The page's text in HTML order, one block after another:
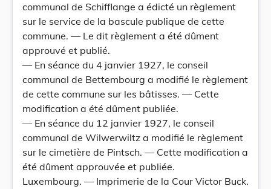
communal de Schifflange a édicté un règlement
sur le service de la bascule publique de cette
commune. — Le dit règlement a été dûment
approuvé et publié.
— En séance du 4 janvier 1927, le conseil
communal de Bettembourg a modifié le règlement
de cette commune sur les bâtisses. — Cette
modification a été dûment publiée.
— En séance du 12 janvier 1927, le conseil
communal de Wilwerwiltz a modifié le règlement
sur le cimetière de Pintsch. — Cette modification a
été dûment approuvée et publiée.
Luxembourg. — Imprimerie de la Cour Victor Buck.